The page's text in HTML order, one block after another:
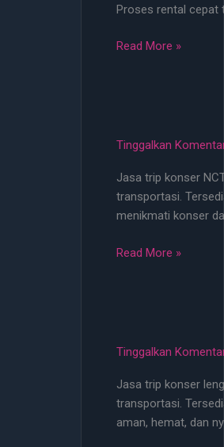
Proses rental cepat
Jasa
Cuma
Ribu
Bisa
Jemput
Titik
Read More »
Tinggalkan
Jasa trip konser
transportasi.
menikmati konser
Jasa
BSD
2026
Mulai
100
Read More »
Tinggalkan
Jasa trip konser
transportasi.
aman, hemat, dan